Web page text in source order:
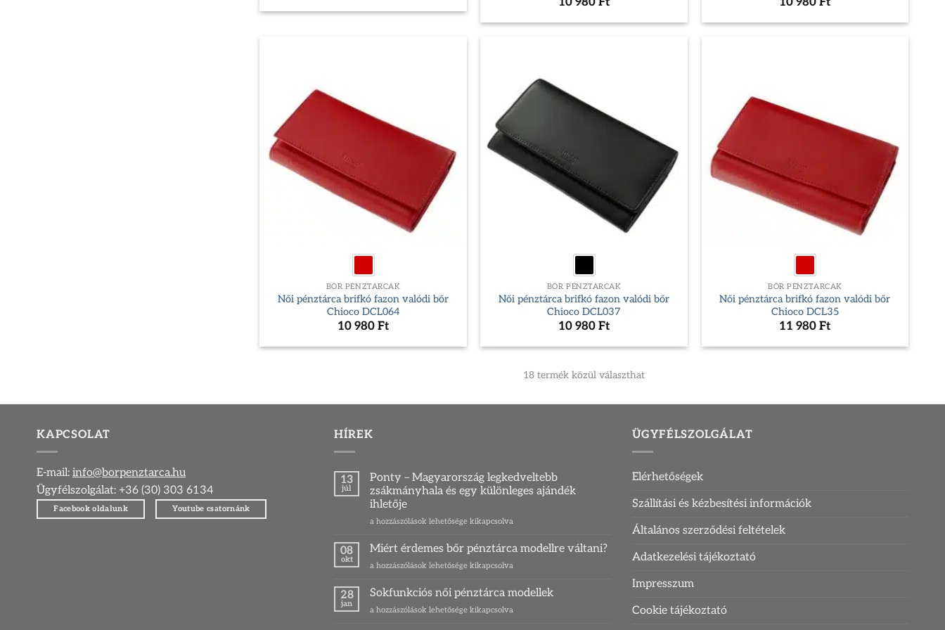
BŐR PÉNZTÁRCÁK
Női pénztárca brifkó fazon valódi bőr
Chioco DCL064
10 980 Ft
BŐR PÉNZTÁRCÁK
Női pénztárca brifkó fazon valódi bőr
Chioco DCL037
10 980 Ft
BŐR PÉNZTÁRCÁK
Női pénztárca brifkó fazon valódi bőr
Chioco DCL35
11 980 Ft
18 termék közül választhat
KAPCSOLAT
E-mail: info@borpenztarca.hu
Ügyfélszolgálat: +36 (30) 303 6134
Facebook oldalunk Youtube csatornánk
HÍREK
13
júl
Ponty – Magyarország legkedveltebb
zsákmányhala és egy különleges ajándék
ihletője
Ponty
Magyarország
zsákmányhala
egy
különleges
a hozzászólások lehetősége kikapcsolva
08
okt
Miért érdemes bőr pénztárca modellre váltani?
Miért
bőr
modellre
a hozzászólások lehetősége kikapcsolva
28
jan
Sokfunkciós női pénztárca modellek
Sokfunkciós
a hozzászólások lehetősége kikapcsolva
ÜGYFÉLSZOLGÁLAT
Elérhetőségek
Szállítási és kézbesítési információk
Általános szerződési feltételek
Adatkezelési tájékoztató
Impresszum
Cookie tájékoztató